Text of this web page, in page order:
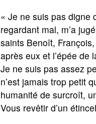
« Je ne suis pas digne
regardant mal, m’a
saints Benoît,
après eux et l’épée
Je ne suis pas assez
n’est jamais trop petit
humanité de surcroît,
Vous revêtir d’un